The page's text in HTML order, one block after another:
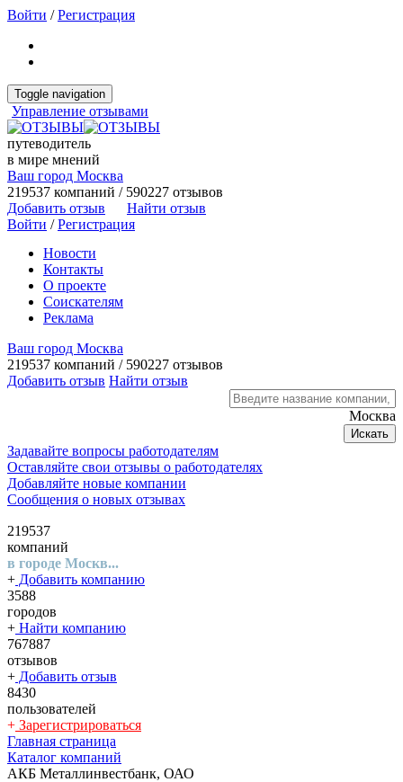
Войти /Регистрация
Toggle navigation
Управление отзывами
путеводитель
в мире мнений
Ваш город Москва
219537 компаний / 590227 отзывов
Добавить отзыв
Найти отзыв
Войти /Регистрация
Новости
Контакты
О проекте
Соискателям
Реклама
Ваш город Москва
219537 компаний / 590227 отзывов
Добавить отзыв Найти отзыв
Москва
Искать
Задавайте вопросы работодателям
Оставляйте свои отзывы о работодателях
Добавляйте новые компании
Сообщения о новых отзывах
219537
компаний
в городе Москв...
+ Добавить компанию
3588
городов
+ Найти компанию
767887
отзывов
+ Добавить отзыв
8430
пользователей
+ Зарегистрироваться
Главная страница
Каталог компаний
АКБ Металлинвестбанк, ОАО